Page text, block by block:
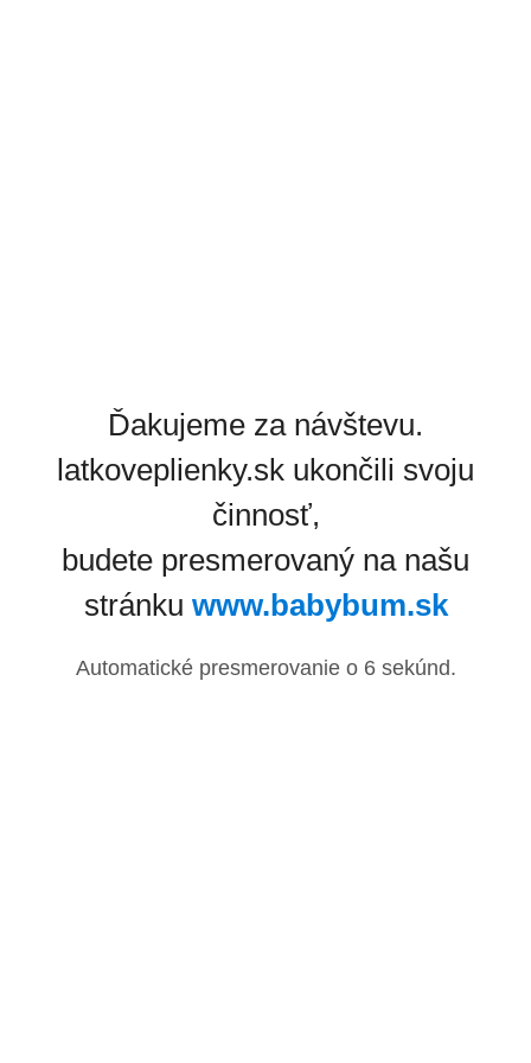
Ďakujeme za návštevu.
latkoveplienky.sk ukončili svoju
činnosť,
budete presmerovaný na našu
stránku www.babybum.sk
Automatické presmerovanie o 6sekúnd.